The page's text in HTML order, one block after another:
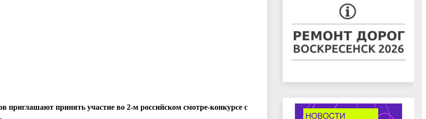
приглашают принять участие во 2-м российском смотре-конкурсе с